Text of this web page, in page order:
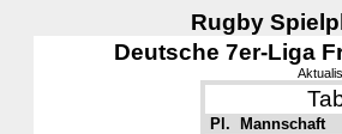
Rugby
Deutsche 7er-Liga
Pl.
Mannschaft